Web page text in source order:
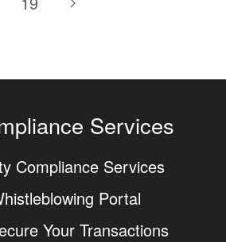
Services
Compliance Services
Portal
Your Transactions